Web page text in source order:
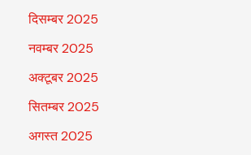
दिसम्बर 2025
नवम्बर 2025
अक्टूबर 2025
सितम्बर 2025
अगस्त 2025